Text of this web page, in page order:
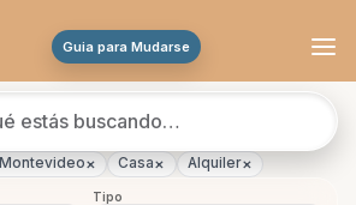
Guia para Mudarse
Montevideo× Casa× Alquiler×
Tipo